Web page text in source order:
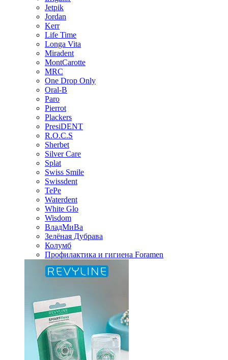
Jetpik
Jordan
Kerr
Life Time
Longa Vita
Miradent
MontCarotte
MRC
One Drop Only
Oral-B
Paro
Pierrot
Plackers
PresiDENT
R.O.C.S
Sherbet
Silver Care
Splat
Swiss Smile
Swissdent
TePe
Waterdent
White Glo
Wisdom
ВладМиВа
Зелёная Дубрава
Колумб
Профилактика и гигиена Foramen